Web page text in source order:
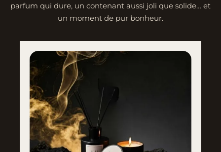
parfum qui dure, un contenant aussi joli que solide… et
un moment de pur bonheur.